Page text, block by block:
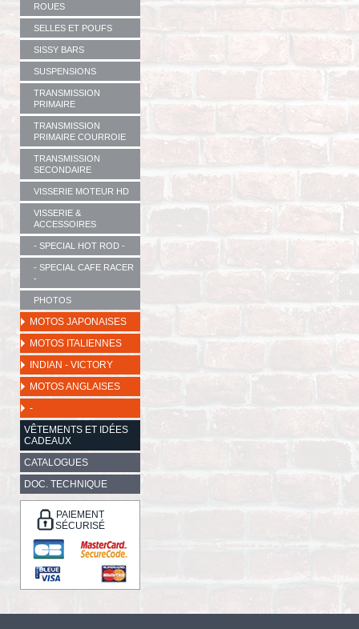
ROUES
SELLES ET POUFS
SISSY BARS
SUSPENSIONS
TRANSMISSION
PRIMAIRE
TRANSMISSION
PRIMAIRE COURROIE
TRANSMISSION
SECONDAIRE
VISSERIE MOTEUR HD
VISSERIE &
ACCESSOIRES
- SPECIAL HOT ROD -
- SPECIAL CAFE RACER
-
PHOTOS
MOTOS JAPONAISES
MOTOS ITALIENNES
INDIAN - VICTORY
MOTOS ANGLAISES
-
VÊTEMENTS ET IDÉES
CADEAUX
CATALOGUES
DOC. TECHNIQUE
PAIEMENT
SÉCURISÉ